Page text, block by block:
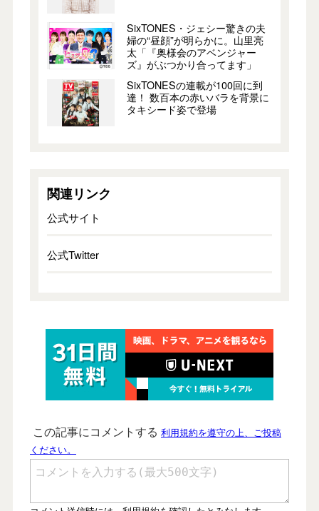
SixTONES・ジェシー驚きの夫
婦の“昼顔”が明らかに。山里亮
太「『奥様会のアベンジャー
ズ』がぶつかり合ってます」
SixTONESの連載が100回に到
達！ 数百本の赤いバラを背景に
タキシード姿で登場
関連リンク
公式サイト
公式Twitter